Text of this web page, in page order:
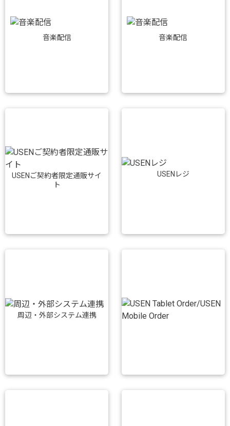
音楽配信 音楽配信
USENご契約者限定通販サイ
ト
USENレジ
周辺・外部システム連携